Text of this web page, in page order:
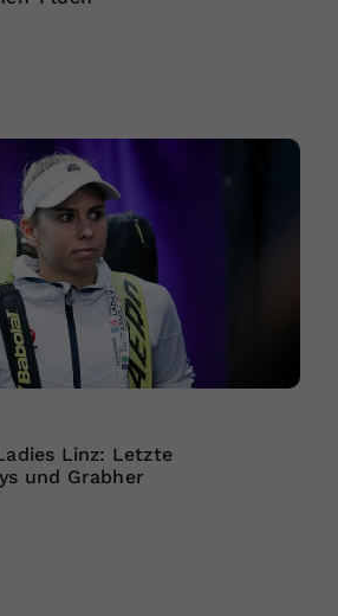
Linz: Letzte
und Grabher